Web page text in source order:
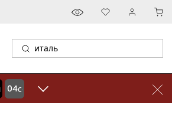
03секунд